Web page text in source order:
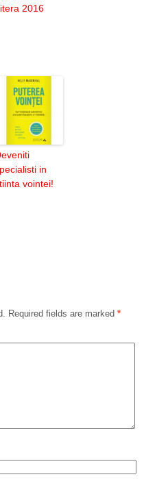
2016
in
vointei!
Required fields are marked *